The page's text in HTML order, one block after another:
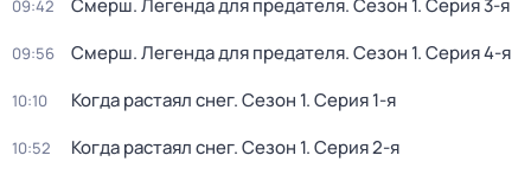
09:42 Смерш. Легенда для предателя. Сезон 1. Серия 3-я
09:56 Смерш. Легенда для предателя. Сезон 1. Серия 4-я
10:10 Когда растаял снег. Сезон 1. Серия 1-я
10:52 Когда растаял снег. Сезон 1. Серия 2-я